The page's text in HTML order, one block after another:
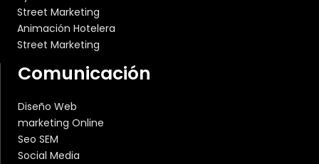
Street Marketing
Animación Hotelera
Street Marketing
Comunicación
Diseño Web
marketing Online
Seo SEM
Social Media